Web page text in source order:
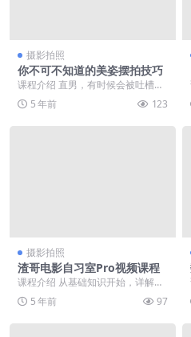
摄影拍照
你不可不知道的美姿摆拍技巧
课程介绍 直男，有时候会被吐槽拍
照技术太烂。不过，远没有那些妹
子吐槽的，被男票拍...
5 年前 123
摄影拍照
渣哥电影自习室Pro视频课程
课程介绍 从基础知识开始，详解影
视制作全流程，结合实例让你更直
观、有效地学习“如...
5 年前 97